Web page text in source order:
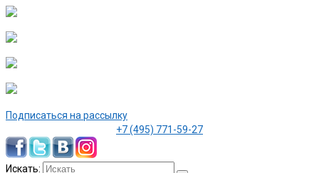
Подписаться на рассылку
+7 (495) 771-59-27
Искать: